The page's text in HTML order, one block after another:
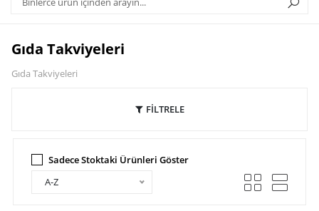
Gıda Takviyeleri
Gıda Takviyeleri
FİLTRELE
Sadece Stoktaki Ürünleri Göster
A-Z